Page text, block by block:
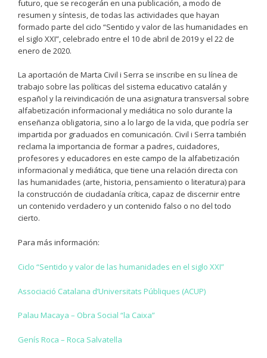
futuro, que se recogerán en una publicación, a modo de
resumen y síntesis, de todas las actividades que hayan
formado parte del ciclo “Sentido y valor de las humanidades en
el siglo XXI”, celebrado entre el 10 de abril de 2019 y el 22 de
enero de 2020.
La aportación de Marta Civil i Serra se inscribe en su línea de
trabajo sobre las políticas del sistema educativo catalán y
español y la reivindicación de una asignatura transversal sobre
alfabetización informacional y mediática no solo durante la
enseñanza obligatoria, sino a lo largo de la vida, que podría ser
impartida por graduados en comunicación. Civil i Serra también
reclama la importancia de formar a padres, cuidadores,
profesores y educadores en este campo de la alfabetización
informacional y mediática, que tiene una relación directa con
las humanidades (arte, historia, pensamiento o literatura) para
la construcción de ciudadanía crítica, capaz de discernir entre
un contenido verdadero y un contenido falso o no del todo
cierto.
Para más información:
Ciclo “Sentido y valor de las humanidades en el siglo XXI”
Associació Catalana d’Universitats Públiques (ACUP)
Palau Macaya – Obra Social “la Caixa”
Genís Roca – Roca Salvatella